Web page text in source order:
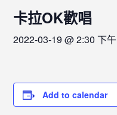
卡拉OK歡唱
2022-03-19 @ 2:30 下午
Add to calendar